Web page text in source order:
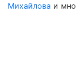
Михайлова и